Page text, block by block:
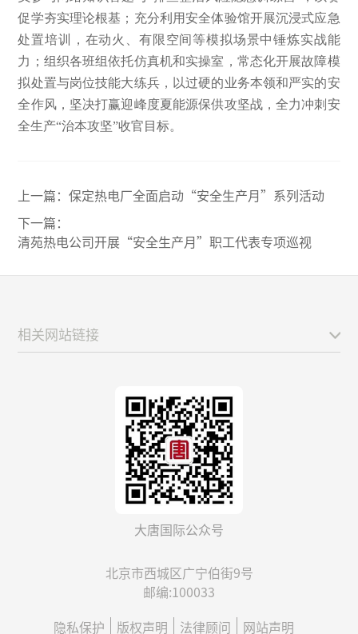
促学夯实理论根基；充分利用安全体验馆开展沉浸式应急
处置培训，在动火、有限空间等模拟场景中锤炼实战能
力；组织各班组依托仿真机和实操室，常态化开展故障模
拟处置与岗位技能大练兵，以过硬的业务本领和严实的安
全作风，坚决打赢迎峰度夏能源保供攻坚战，全力冲刺安
全生产“治本攻坚”收官目标。
上一篇：保定热电厂全面启动“安全生产月”系列活动
下一篇：
清苑热电公司开展“安全生产月”职工代表专项巡视
大唐国际公众号
北京市西城区广宁伯街9号
邮编:100033
隐私保护
版权声明 法律顾问 网站声明
相关网站链接